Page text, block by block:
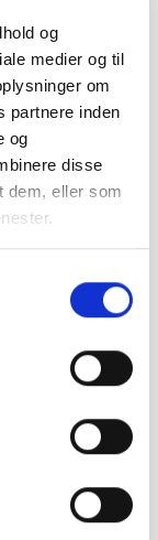
og
medier og til
om
partnere inden
og
disse
dem, eller som